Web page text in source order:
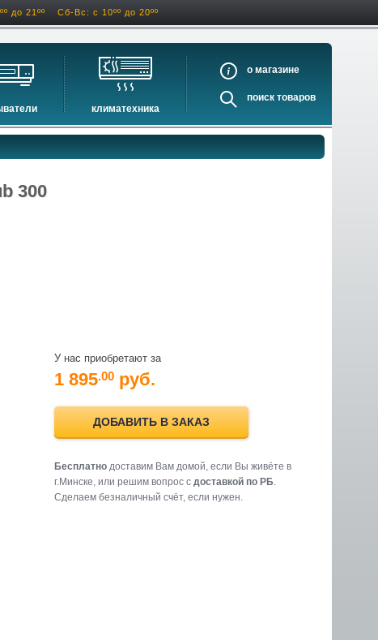
до 21ºº Сб-Вс: с 10ºº до 20ºº
проигрыватели
виниловых дисков
климатехника
кондиционеры
очистители и увлажнители воздуха
о
поиск
300
У нас приобретают за
1 895.00 руб.
ДОБАВИТЬ В ЗАКАЗ
Бесплатнодоставим Вам домой, если Вы живёте в
г.Минске, или решим вопрос с доставкой по РБ.
Cделаем безналичный счёт, если нужен.